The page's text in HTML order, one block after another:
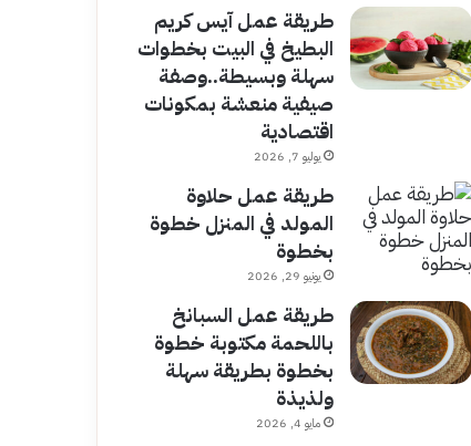
طريقة عمل آيس كريم
البطيخ في البيت بخطوات
سهلة وبسيطة..وصفة
صيفية منعشة بمكونات
اقتصادية
يوليو 7, 2026
طريقة عمل حلاوة
المولد في المنزل خطوة
بخطوة
يونيو 29, 2026
طريقة عمل السبانخ
باللحمة مكتوبة خطوة
بخطوة بطريقة سهلة
ولذيذة
مايو 4, 2026